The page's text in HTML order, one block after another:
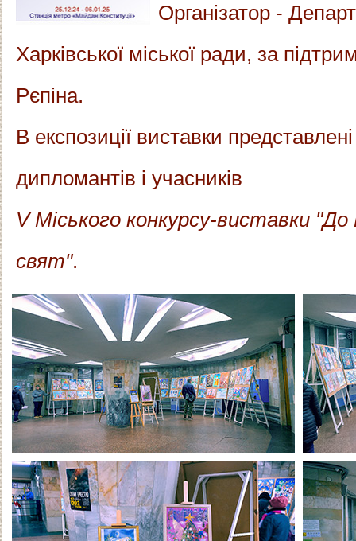
Організатор -
Харківської міської ради, за
Рєпіна.
В експозиції виставки
дипломантів і учасників
V Міського конкурсу-виставки "До
свят".